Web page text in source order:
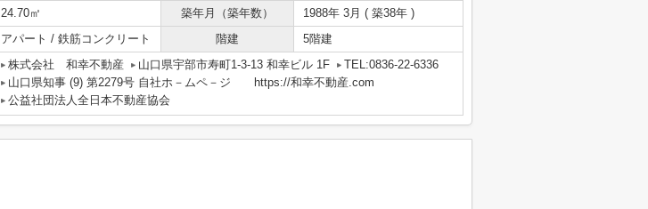
24.70㎡ 築年月（築年数）
1988年 3月 ( 築38年 )
アパート / 鉄筋コンクリート 階建 5階建
株式会社 和幸不動産 山口県宇部市寿町1-3-13 和幸ビル 1F
TEL:0836-22-6336
山口県知事 (9) 第2279号 自社ホ－ムペ－ジ https://和幸不動産.com
公益社団法人全日本不動産協会